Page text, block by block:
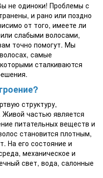
не одиноки! Проблемы с
и рано или поздно
от того, имеете ли
слабыми волосами,
точно помогут. Мы
самые
сталкиваются
структуру,
частью является
питательных веществ и
становится плотным,
На его состояние и
механическое и
свет, вода, салонные